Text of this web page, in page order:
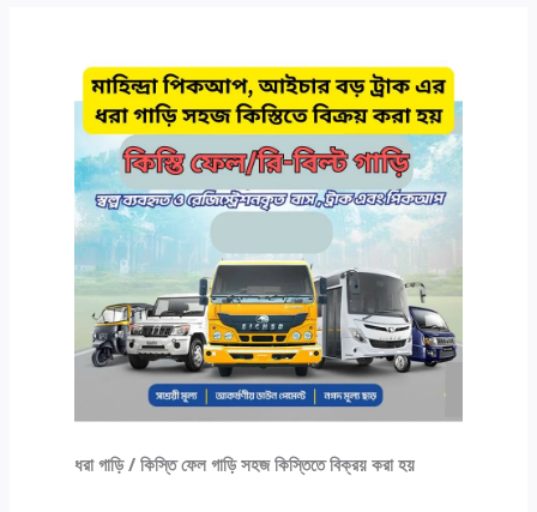
ধরা গাড়ি / কিস্তি ফেল গাড়ি সহজ কিস্তিতে বিক্রয় করা হয়